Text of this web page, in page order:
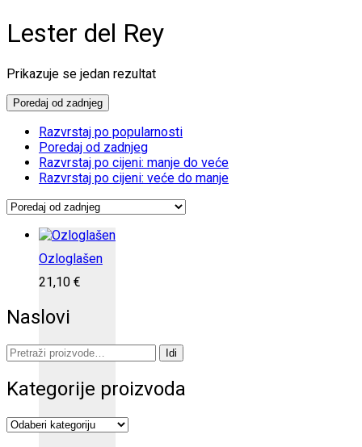
Lester del Rey
Prikazuje se jedan rezultat
Poredaj od zadnjeg
Razvrstaj po popularnosti
Poredaj od zadnjeg
Razvrstaj po cijeni: manje do veće
Razvrstaj po cijeni: veće do manje
Ozloglašen
21,10 €
Naslovi
Pretraži: Idi
Kategorije proizvoda